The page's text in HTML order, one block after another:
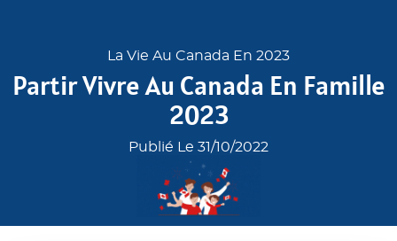
La Vie Au Canada En 2023
Partir Vivre Au Canada En Famille
2023
Publié Le 31/10/2022